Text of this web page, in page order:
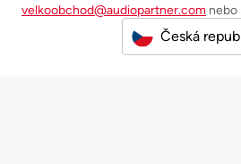
velkoobchod@audiopartner.com nebo
Česká